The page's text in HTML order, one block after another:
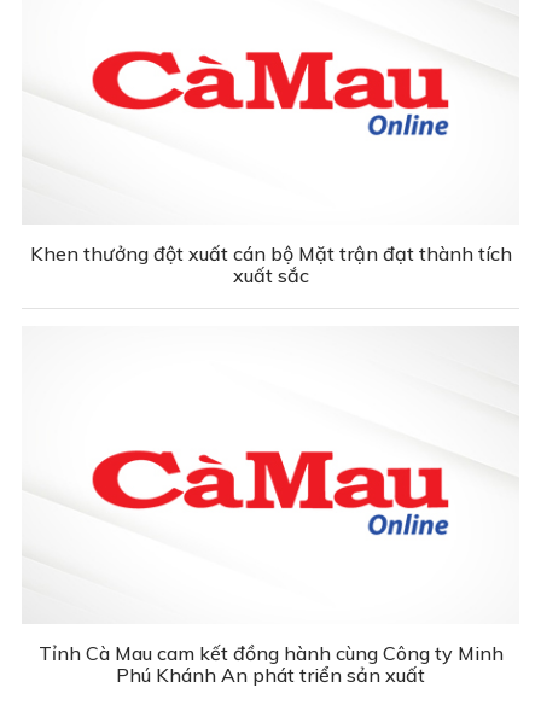
Khen thưởng đột xuất cán bộ Mặt trận đạt thành tích
xuất sắc
Tỉnh Cà Mau cam kết đồng hành cùng Công ty Minh
Phú Khánh An phát triển sản xuất